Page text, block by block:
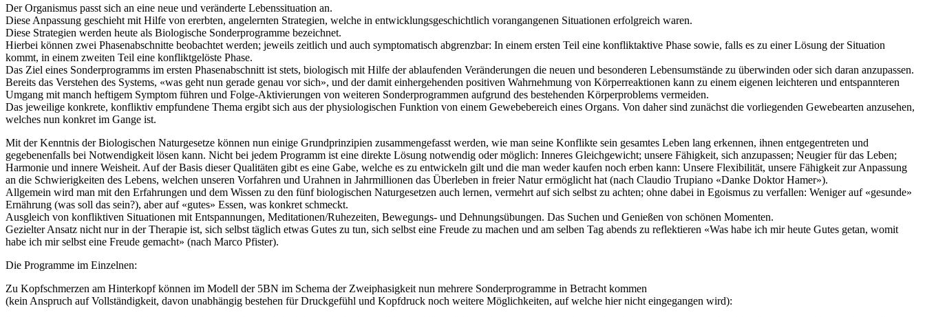
Der Organismus passt sich an eine neue und veränderte Lebenssituation an.
Diese Anpassung geschieht mit Hilfe von ererbten, angelernten Strategien, welche in entwicklungsgeschichtlich vorangangenen Situationen erfolgreich waren.
Diese Strategien werden heute als Biologische Sonderprogramme bezeichnet.
Hierbei können zwei Phasenabschnitte beobachtet werden; jeweils zeitlich und auch symptomatisch abgrenzbar: In einem ersten Teil eine konfliktaktive Phase sowie, falls es zu einer Lösung der Situation
kommt, in einem zweiten Teil eine konfliktgelöste Phase.
Das Ziel eines Sonderprogramms im ersten Phasenabschnitt ist stets, biologisch mit Hilfe der ablaufenden Veränderungen die neuen und besonderen Lebensumstände zu überwinden oder sich daran anzupassen.
Bereits das Verstehen des Systems, «was geht nun gerade genau vor sich», und der damit einhergehenden positiven Wahrnehmung von Körperreaktionen kann zu einem eigenen leichteren und entspannteren
Umgang mit manch heftigem Symptom führen und Folge-Aktivierungen von weiteren Sonderprogrammen aufgrund des bestehenden Körperproblems vermeiden.
Das jeweilige konkrete, konfliktiv empfundene Thema ergibt sich aus der physiologischen Funktion von einem Gewebebereich eines Organs. Von daher sind zunächst die vorliegenden Gewebearten anzusehen,
welches nun konkret im Gange ist.
Mit der Kenntnis der Biologischen Naturgesetze können nun einige Grundprinzipien zusammengefasst werden, wie man seine Konflikte sein gesamtes Leben lang erkennen, ihnen entgegentreten und
gegebenenfalls bei Notwendigkeit lösen kann. Nicht bei jedem Programm ist eine direkte Lösung notwendig oder möglich: Inneres Gleichgewicht; unsere Fähigkeit, sich anzupassen; Neugier für das Leben;
Harmonie und innere Weisheit. Auf der Basis dieser Qualitäten gibt es eine Gabe, welche es zu entwickeln gilt und die man weder kaufen noch erben kann: Unsere Flexibilität, unsere Fähigkeit zur Anpassung
an die Schwierigkeiten des Lebens, welchen unseren Vorfahren und Urahnen in Jahrmillionen das Überleben in freier Natur ermöglicht hat (nach Claudio Trupiano «Danke Doktor Hamer»).
Allgemein wird man mit den Erfahrungen und dem Wissen zu den fünf biologischen Naturgesetzen auch lernen, vermehrt auf sich selbst zu achten; ohne dabei in Egoismus zu verfallen: Weniger auf «gesunde»
Ernährung (was soll das sein?), aber auf «gutes» Essen, was konkret schmeckt.
Ausgleich von konfliktiven Situationen mit Entspannungen, Meditationen/Ruhezeiten, Bewegungs- und Dehnungsübungen. Das Suchen und Genießen von schönen Momenten.
Gezielter Ansatz nicht nur in der Therapie ist, sich selbst täglich etwas Gutes zu tun, sich selbst eine Freude zu machen und am selben Tag abends zu reflektieren «Was habe ich mir heute Gutes getan, womit
habe ich mir selbst eine Freude gemacht» (nach Marco Pfister).
Die Programme im Einzelnen:
Zu Kopfschmerzen am Hinterkopf können im Modell der 5BN im Schema der Zweiphasigkeit nun mehrere Sonderprogramme in Betracht kommen
(kein Anspruch auf Vollständigkeit, davon unabhängig bestehen für Druckgefühl und Kopfdruck noch weitere Möglichkeiten, auf welche hier nicht eingegangen wird):